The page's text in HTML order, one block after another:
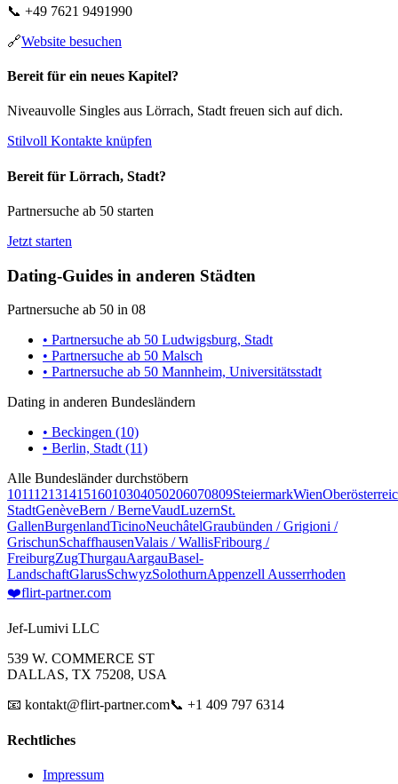
📞 +49 7621 9491990
🔗Website besuchen
Bereit für ein neues Kapitel?
Niveauvolle Singles aus Lörrach, Stadt freuen sich auf dich.
Stilvoll Kontakte knüpfen
Bereit für Lörrach, Stadt?
Partnersuche ab 50 starten
Jetzt starten
Dating-Guides in anderen Städten
Partnersuche ab 50 in 08
• Partnersuche ab 50 Ludwigsburg, Stadt
• Partnersuche ab 50 Malsch
• Partnersuche ab 50 Mannheim, Universitätsstadt
Dating in anderen Bundesländern
• Beckingen (10)
• Berlin, Stadt (11)
Alle Bundesländer durchstöbern
10111213141516010304050206070809SteiermarkWien
StadtGenèveBern / BerneVaudLuzernSt.
GallenBurgenlandTicinoNeuchâtelGraubünden / Grigioni /
GrischunSchaffhausenValais / WallisFribourg /
FreiburgZugThurgauAargauBasel-
LandschaftGlarusSchwyzSolothurnAppenzell Ausserrhoden
❤️flirt-partner.com
Jef-Lumivi LLC
539 W. COMMERCE ST
DALLAS, TX 75208, USA
📧 kontakt@flirt-partner.com📞 +1 409 797 6314
Rechtliches
Impressum